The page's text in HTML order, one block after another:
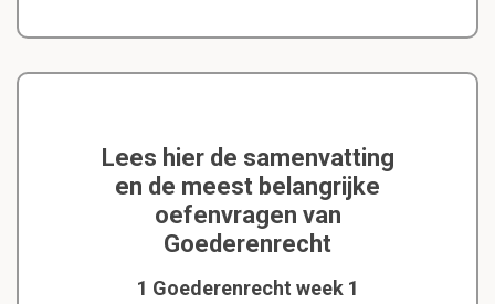
Lees hier de samenvatting
en de meest belangrijke
oefenvragen van
Goederenrecht
1 Goederenrecht week 1